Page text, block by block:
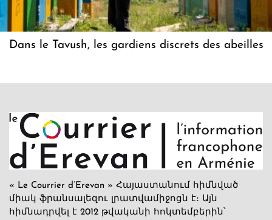
Dans le Tavush, les gardiens discrets des abeilles
« Le Courrier d’Erevan » Հայաստանում հիմնված
միակ ֆրանսալեզու լրատվամիջոցն է։ Այն
հիմնադրվել է 2012 թվականի հոկտեմբերին՝